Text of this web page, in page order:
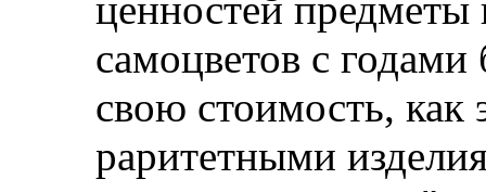
самоцветов с
свою стоимость, как
раритетными